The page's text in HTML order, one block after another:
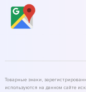
Товарные знаки,
используются на данном сайте